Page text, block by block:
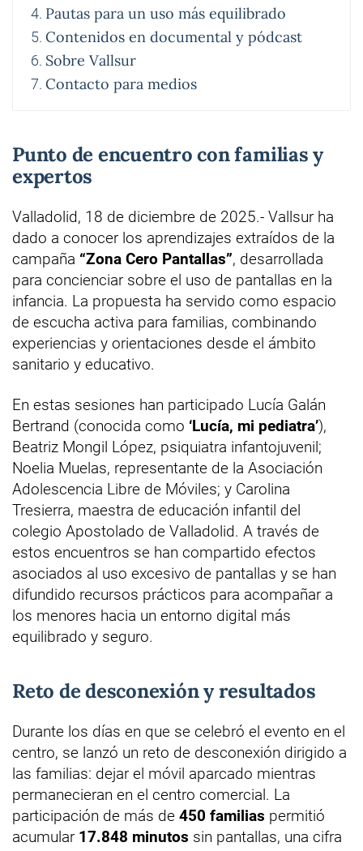
Pautas para un uso más equilibrado
Contenidos en documental y pódcast
Sobre Vallsur
Contacto para medios
Punto de encuentro con familias y
expertos
Valladolid, 18 de diciembre de 2025.- Vallsur ha
dado a conocer los aprendizajes extraídos de la
campaña “Zona Cero Pantallas”, desarrollada
para concienciar sobre el uso de pantallas en la
infancia. La propuesta ha servido como espacio
de escucha activa para familias, combinando
experiencias y orientaciones desde el ámbito
sanitario y educativo.
En estas sesiones han participado Lucía Galán
Bertrand (conocida como ‘Lucía, mi pediatra’),
Beatriz Mongil López, psiquiatra infantojuvenil;
Noelia Muelas, representante de la Asociación
Adolescencia Libre de Móviles; y Carolina
Tresierra, maestra de educación infantil del
colegio Apostolado de Valladolid. A través de
estos encuentros se han compartido efectos
asociados al uso excesivo de pantallas y se han
difundido recursos prácticos para acompañar a
los menores hacia un entorno digital más
equilibrado y seguro.
Reto de desconexión y resultados
Durante los días en que se celebró el evento en el
centro, se lanzó un reto de desconexión dirigido a
las familias: dejar el móvil aparcado mientras
permanecieran en el centro comercial. La
participación de más de 450 familias permitió
acumular 17.848 minutos sin pantallas, una cifra